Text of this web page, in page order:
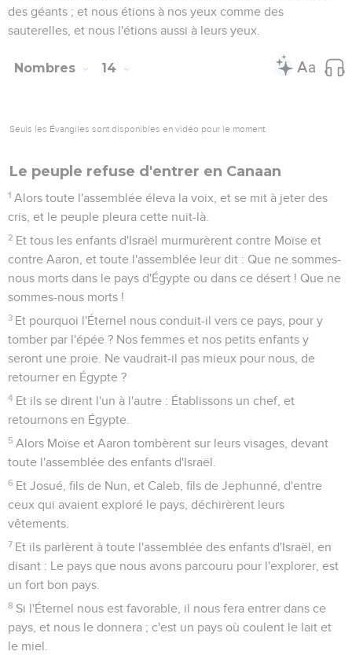
des géants ; et nous étions à nos yeux comme des
sauterelles, et nous l'étions aussi à leurs yeux.
Nombres 14
Seuls les Évangiles sont disponibles en vidéo pour le moment.
Le peuple refuse d'entrer en Canaan
1 Alors toute l'assemblée éleva la voix, et se mit à jeter des
cris, et le peuple pleura cette nuit-là.
2 Et tous les enfants d'Israël murmurèrent contre Moïse et
contre Aaron, et toute l'assemblée leur dit : Que ne sommes-
nous morts dans le pays d'Égypte ou dans ce désert ! Que ne
sommes-nous morts !
3 Et pourquoi l'Éternel nous conduit-il vers ce pays, pour y
tomber par l'épée ? Nos femmes et nos petits enfants y
seront une proie. Ne vaudrait-il pas mieux pour nous, de
retourner en Égypte ?
4 Et ils se dirent l'un à l'autre : Établissons un chef, et
retournons en Égypte.
5 Alors Moïse et Aaron tombèrent sur leurs visages, devant
toute l'assemblée des enfants d'Israël.
6 Et Josué, fils de Nun, et Caleb, fils de Jephunné, d'entre
ceux qui avaient exploré le pays, déchirèrent leurs
vêtements.
7 Et ils parlèrent à toute l'assemblée des enfants d'Israël, en
disant : Le pays que nous avons parcouru pour l'explorer, est
un fort bon pays.
8 Si l'Éternel nous est favorable, il nous fera entrer dans ce
pays, et nous le donnera ; c'est un pays où coulent le lait et
le miel.